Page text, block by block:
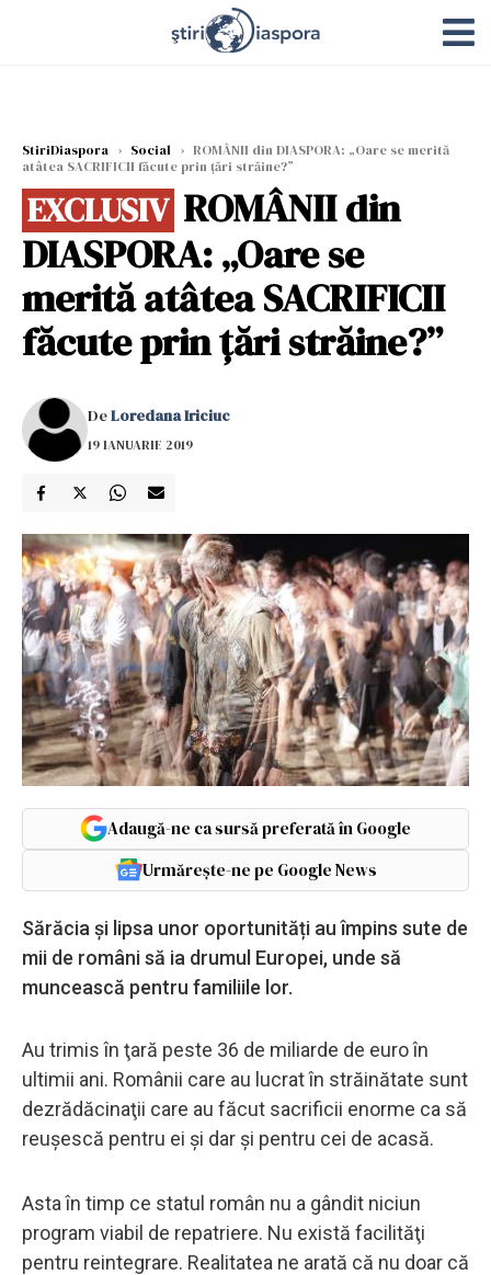
StiriDiaspora › Social › ROMÂNII din DIASPORA: „Oare se merită
atâtea SACRIFICII făcute prin țări străine?”
EXCLUSIV ROMÂNII din
DIASPORA: „Oare se
merită atâtea SACRIFICII
făcute prin țări străine?”
DeLoredana Iriciuc
19 IANUARIE 2019
Adaugă-ne ca sursă preferată în Google
Urmărește-ne pe Google News
Sărăcia și lipsa unor oportunități au împins sute de
mii de români să ia drumul Europei, unde să
muncească pentru familiile lor.
Au trimis în ţară peste 36 de miliarde de euro în
ultimii ani. Românii care au lucrat în străinătate sunt
dezrădăcinaţii care au făcut sacrificii enorme ca să
reuşescă pentru ei şi dar şi pentru cei de acasă.
Asta în timp ce statul român nu a gândit niciun
program viabil de repatriere. Nu există facilităţi
pentru reintegrare. Realitatea ne arată că nu doar că